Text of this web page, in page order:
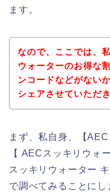
ます。
なので、ここでは、
ウォーターのお得な
ンコードなどがない
シェアさせていただき
まず、私自身、【
【 AECスッキリウォ
スッキリウォーター
で調べてみることにし